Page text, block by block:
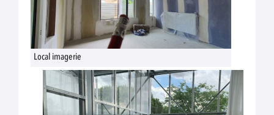
Local imagerie